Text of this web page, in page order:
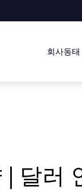
회사동태
달러